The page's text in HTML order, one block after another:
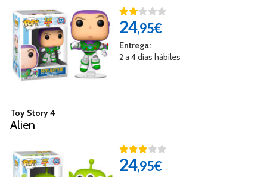
24,95€
Entrega:
2 a 4 días hábiles
Toy Story 4
Alien
24,95€